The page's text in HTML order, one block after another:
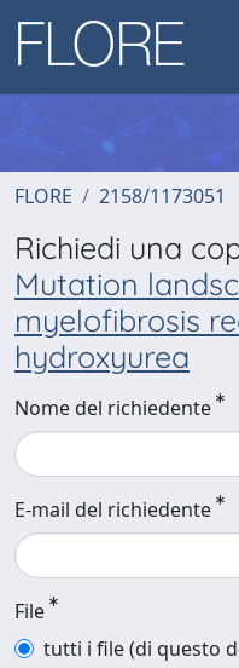
FLORE 2158/1173051
Richiedi una
Mutation
myelofibrosis
hydroxyurea
Nome del richiedente
E-mail del richiedente
File
tutti i file (di questo